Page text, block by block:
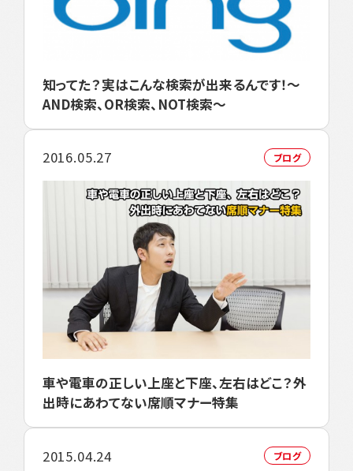
知ってた？実はこんな検索が出来るんです！～
AND検索、OR検索、NOT検索～
2016.05.27 ブログ
車や電車の正しい上座と下座、左右はどこ？外
出時にあわてない席順マナー特集
2015.04.24 ブログ